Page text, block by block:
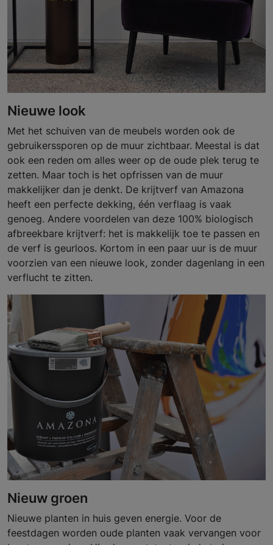
Nieuwe look
Met het schuiven van de meubels worden ook de
gebruikerssporen op de muur zichtbaar. Meestal is dat
ook een reden om alles weer op de oude plek terug te
zetten. Maar toch is het opfrissen van de muur
makkelijker dan je denkt. De krijtverf van Amazona
heeft een perfecte dekking, één verflaag is vaak
genoeg. Andere voordelen van deze 100% biologisch
afbreekbare krijtverf: het is makkelijk toe te passen en
de verf is geurloos. Kortom in een paar uur is de muur
voorzien van een nieuwe look, zonder dagenlang in een
verflucht te zitten.
Nieuw groen
Nieuwe planten in huis geven energie. Voor de
feestdagen worden oude planten vaak vervangen voor